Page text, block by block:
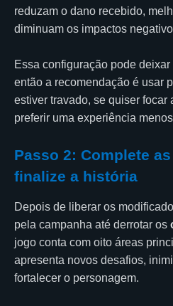
reduzam o dano recebido,
diminuam os impactos
Essa configuração pode
então a recomendação é usar
estiver travado, se quiser focar
preferir uma experiência
Passo 2: Complete
finalize a história
Depois de liberar os
pela campanha até derrotar os
jogo conta com oito áreas
apresenta novos desafios,
fortalecer o personagem.